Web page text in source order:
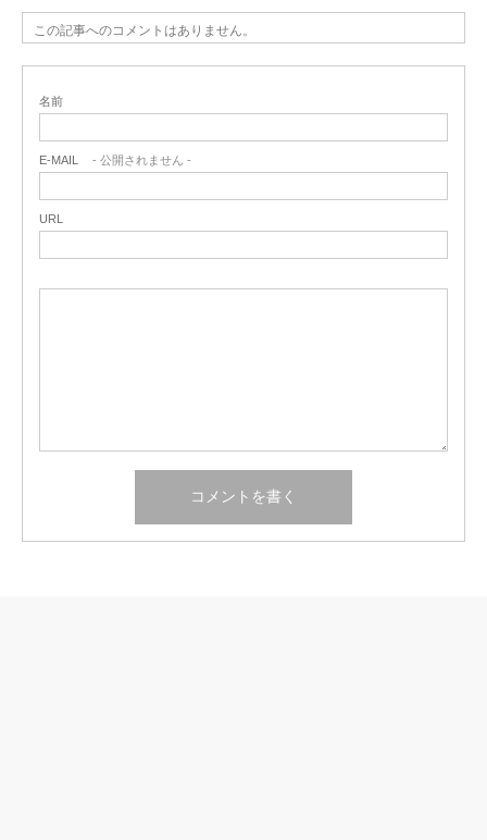
この記事へのコメントはありません。
名前
E-MAIL - 公開されません -
URL